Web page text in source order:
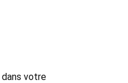
dans votre